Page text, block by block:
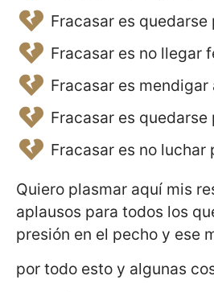
Fracasar es
Fracasar es no llegar
Fracasar es
Fracasar es
Fracasar es no
Quiero plasmar aquí mis
aplausos para todos los
presión en el pecho y ese
por todo esto y algunas